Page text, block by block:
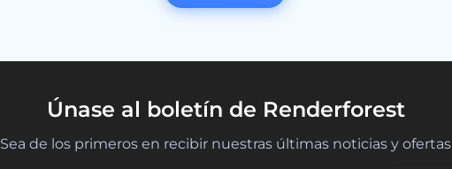
Únase al boletín de Renderforest
Sea de los primeros en recibir nuestras últimas noticias y ofertas